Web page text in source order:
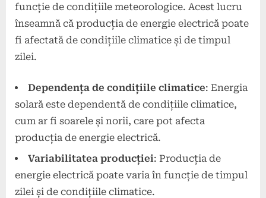
funcție de condițiile meteorologice. Acest lucru
înseamnă că producția de energie electrică poate
fi afectată de condițiile climatice și de timpul
zilei.
Dependența de condițiile climatice: Energia
solară este dependentă de condițiile climatice,
cum ar fi soarele și norii, care pot afecta
producția de energie electrică.
Variabilitatea producției: Producția de
energie electrică poate varia în funcție de timpul
zilei și de condițiile climatice.